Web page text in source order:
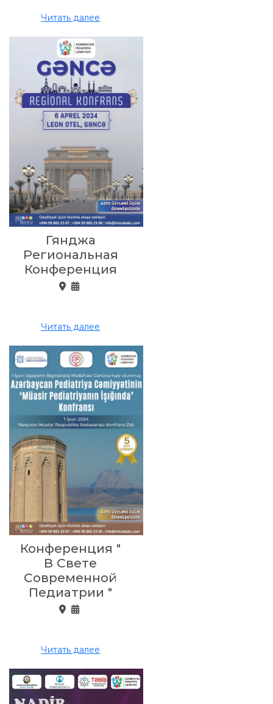
Читать далее
Гянджа
Региональная
Конференция
Читать далее
Конференция "
В Свете
Современной
Педиатрии "
Читать далее